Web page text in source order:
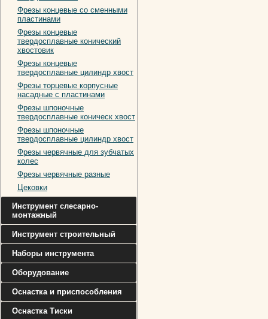
Фрезы концевые со сменными
пластинами
Фрезы концевые
твердосплавные конический
хвостовик
Фрезы концевые
твердосплавные цилиндр хвост
Фрезы торцевые корпусные
насадные с пластинами
Фрезы шпоночные
твердосплавные коническ хвост
Фрезы шпоночные
твердосплавные цилиндр хвост
Фрезы червячные для зубчатых
колес
Фрезы червячные разные
Цековки
Инструмент слесарно-
монтажный
Инструмент строительный
Наборы инструмента
Оборудование
Оснастка и приспособления
Оснастка Тиски